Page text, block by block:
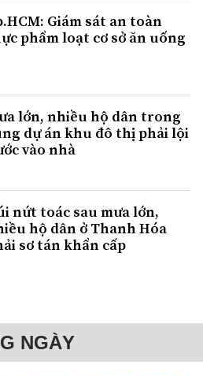
Giám sát an toàn
phẩm loạt cơ sở ăn uống
lớn, nhiều hộ dân trong
dự án khu đô thị phải lội
vào nhà
nứt toác sau mưa lớn,
hộ dân ở Thanh Hóa
sơ tán khẩn cấp
NGÀY